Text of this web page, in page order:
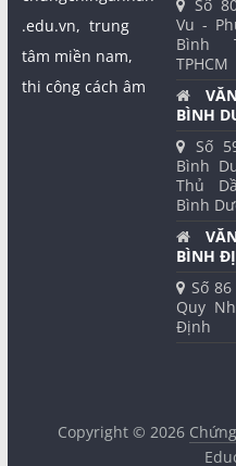
.edu.vn, trung
tâm miền nam,
thi công cách âm
Số
Vu -
Bình
TPHCM
BÌNH
Số
Bình
Thủ
Bình
BÌNH
Số
Quy
Định
Copyright © 2026